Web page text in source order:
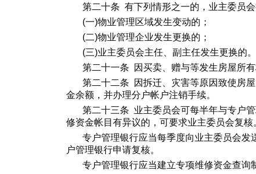
第二十条 有下列情形之一的，业主委员
(一)物业管理区域发生变动的；
(二)物业管理企业发生更换的；
(三)业主委员会主任、副主任发生更换的。
第二十一条 因买卖、赠与等发生房屋所
第二十二条 因拆迁、灾害等原因致使房
金余额，并办理分户帐户注销手续。
第二十三条 业主委员会可每半年与专户
修资金帐目有异议的，可要求业主委员会复核
专户管理银行应当每季度向业主委员会
户管理银行申请复核。
专户管理银行应当建立专项维修资金查询